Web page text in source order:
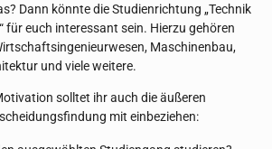
Dann könnte die Studienrichtung „Technik
für euch interessant sein. Hierzu gehören
Maschinenbau,
und viele weitere.
solltet ihr auch die äußeren
mit einbeziehen: